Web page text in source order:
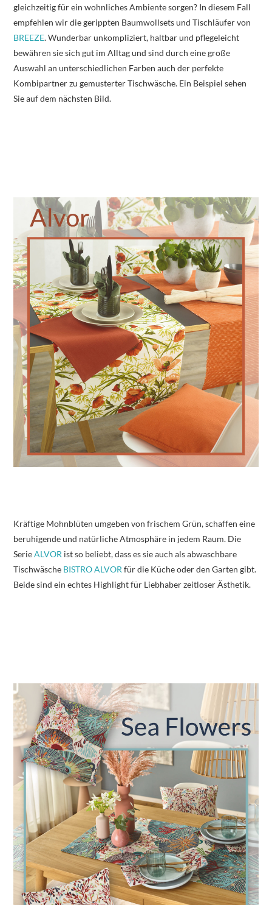
gleichzeitig für ein wohnliches Ambiente sorgen? In diesem Fall
empfehlen wir die gerippten Baumwollsets und Tischläufer von
BREEZE. Wunderbar unkompliziert, haltbar und pflegeleicht
bewähren sie sich gut im Alltag und sind durch eine große
Auswahl an unterschiedlichen Farben auch der perfekte
Kombipartner zu gemusterter Tischwäsche. Ein Beispiel sehen
Sie auf dem nächsten Bild.
Kräftige Mohnblüten umgeben von frischem Grün, schaffen eine
beruhigende und natürliche Atmosphäre in jedem Raum. Die
SerieALVOR ist so beliebt, dass es sie auch als abwaschbare
Tischwäsche BISTRO ALVORfür die Küche oder den Garten gibt.
Beide sind ein echtes Highlight für Liebhaber zeitloser Ästhetik.